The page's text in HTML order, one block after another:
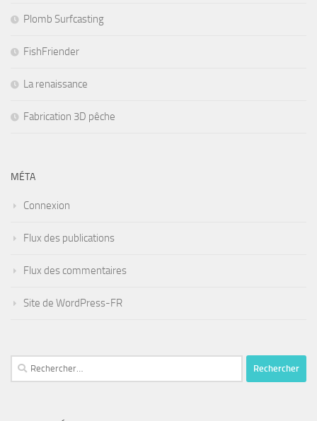
Plomb Surfcasting
FishFriender
La renaissance
Fabrication 3D pêche
MÉTA
Connexion
Flux des publications
Flux des commentaires
Site de WordPress-FR
Rechercher :